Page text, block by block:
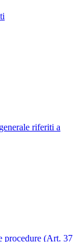
riferiti a
procedure (Art. 37